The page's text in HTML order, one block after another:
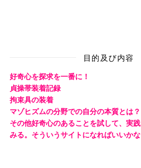
目的及び内容
好奇心を探求を一番に！
貞操帯装着記録
拘束具の装着
マゾヒズムの分野での自分の本質とは？
その他好奇心のあることを試して、実
みる。そういうサイトになればいいかな